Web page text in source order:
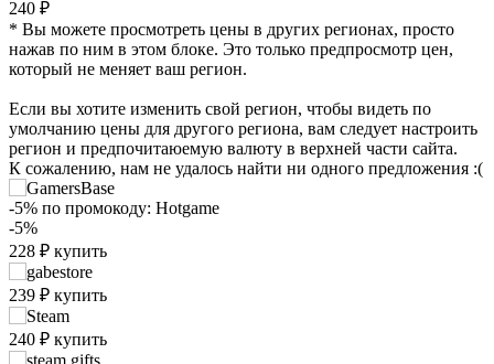
240 ₽
* Вы можете просмотреть цены в других регионах, просто
нажав по ним в этом блоке. Это только предпросмотр цен,
который не меняет ваш регион.
Если вы хотите изменить свой регион, чтобы видеть по
умолчанию цены для другого региона, вам следует настроить
регион и предпочитаюемую валюту в верхней части сайта.
К сожалению, нам не удалось найти ни одного предложения :(
-5% по промокоду: Hotgame
-5%
228 ₽ купить
239 ₽ купить
240 ₽ купить
₽
210
220
230
240 max240